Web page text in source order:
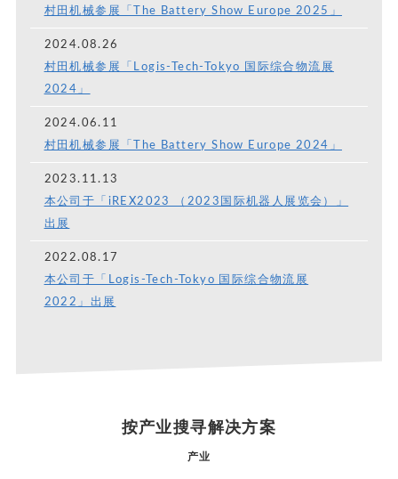
村田机械参展「The Battery Show Europe 2025」
2024.08.26
村田机械参展「Logis-Tech-Tokyo 国际综合物流展
2024」
2024.06.11
村田机械参展「The Battery Show Europe 2024」
2023.11.13
本公司于「iREX2023 （2023国际机器人展览会）」
出展
2022.08.17
本公司于「Logis-Tech-Tokyo 国际综合物流展
2022」出展
按产业搜寻解决方案
产业